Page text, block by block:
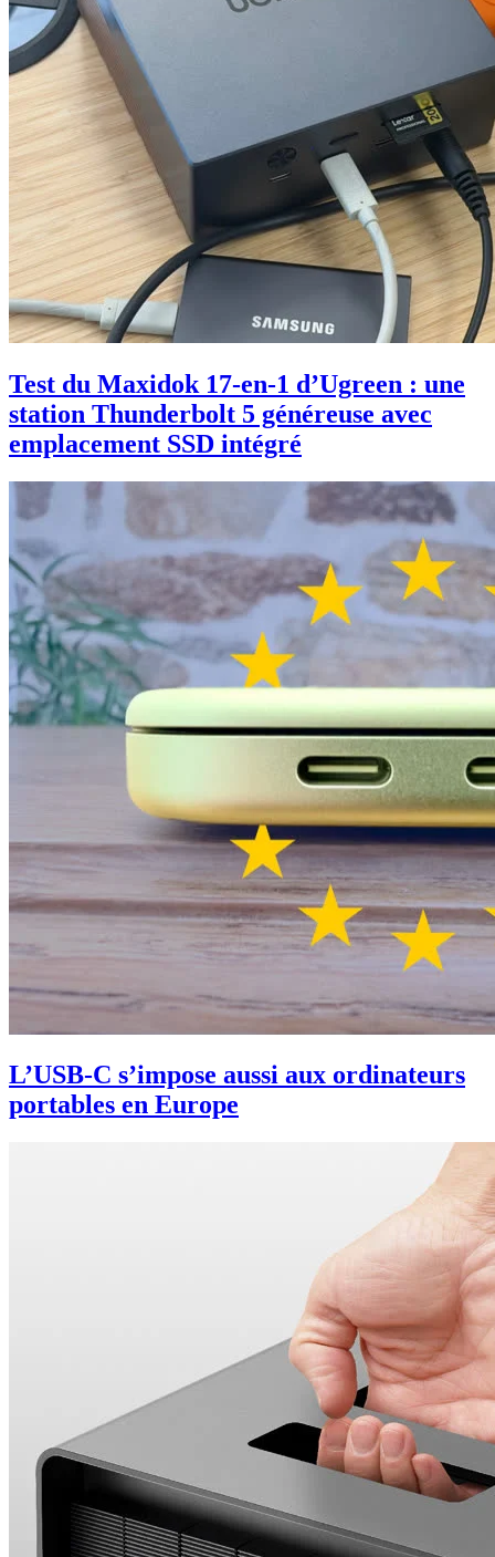
Test du Maxidok 17-en-1 d’Ugreen : une
station Thunderbolt 5 généreuse avec
emplacement SSD intégré
L’USB-C s’impose aussi aux ordinateurs
portables en Europe